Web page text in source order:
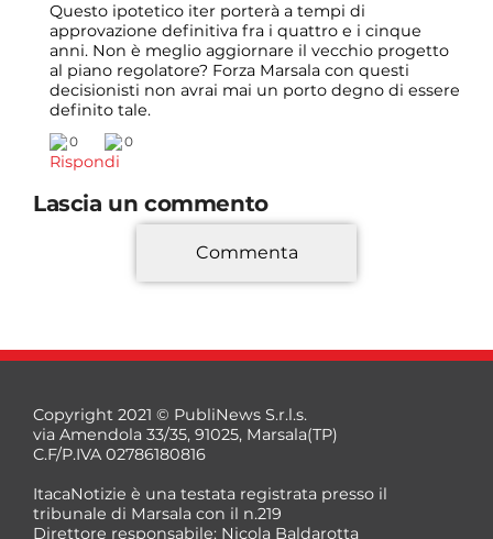
Questo ipotetico iter porterà a tempi di
approvazione definitiva fra i quattro e i cinque
anni. Non è meglio aggiornare il vecchio progetto
al piano regolatore? Forza Marsala con questi
decisionisti non avrai mai un porto degno di essere
definito tale.
0 0
Rispondi
Lascia un commento
*
Commenta
Copyright 2021 © PubliNews S.r.l.s.
via Amendola 33/35, 91025, Marsala(TP)
C.F/P.IVA 02786180816
ItacaNotizie è una testata registrata presso il
tribunale di Marsala con il n.219
Direttore responsabile: Nicola Baldarotta